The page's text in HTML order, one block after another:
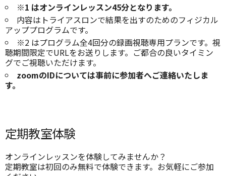
※1 はオンラインレッスン45分となります。
内容はトライアスロンで結果を出すのためのフィジカル
アッププログラムです。
※2 はプログラム全4回分の録画視聴専用プランです。視
聴期間限定でURLをお送りします。ご都合の良いタイミン
グでご視聴いただけます。
zoomのIDについては事前に参加者へご連絡いたしま
す。
定期教室体験
オンラインレッスンを体験してみませんか？
定期教室は初回のみ無料で体験できます。お気軽にご参加